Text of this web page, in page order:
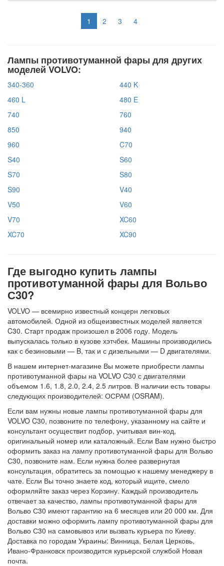
1 2 3 4
Лампы противотуманной фары для других
моделей VOLVO:
340-360
440 K
460 L
480 E
740
760
850
940
960
C70
S40
S60
S70
S80
S90
V40
V50
V60
V70
XC60
XC70
XC90
Где выгодно купить лампы
противотуманной фары для Вольво
С30?
VOLVO — всемирно известный концерн легковых
автомобилей. Одной из общеизвестных моделей является
C30. Старт продаж произошел в 2006 году. Модель
выпускалась только в кузове хэтчбек. Машины производились
как с безиновыми — B, так и с дизельными — D двигателями.
В нашем интернет-магазине Вы можете приобрести лампы
противотуманной фары на VOLVO C30 с двигателями
объемом 1.6, 1.8, 2.0, 2.4, 2.5 литров. В наличии есть товары
следующих производителей: ОСРАМ (OSRAM).
Если вам нужны новые лампы противотуманной фары для
VOLVO C30, позвоните по телефону, указанному на сайте и
консультант осуществит подбор, учитывая вин-код,
оригинальный номер или каталожный. Если Вам нужно быстро
оформить заказ на лампу противотуманной фары для Вольво
С30, позвоните нам. Если нужна более развернутая
консультация, обратитесь за помощью к нашему менеджеру в
чате. Если Вы точно знаете код, который ищите, смело
оформляйте заказ через Корзину. Каждый производитель
отвечает за качество, лампы противотуманной фары для
Вольво С30 имеют гарантию на 6 месяцев или 20 000 км. Для
доставки можно оформить лампу противотуманной фары для
Вольво С30 на самовывоз или вызвать курьера по Киеву.
Доставка по городам Украины: Винница, Белая Церковь,
Ивано-Франковск производится курьерской службой Новая
почта.